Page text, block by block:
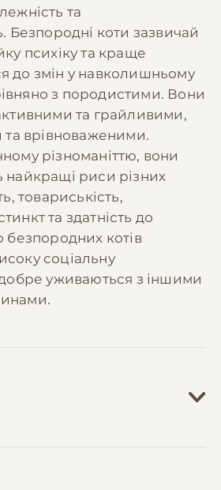
та
Безпородні коти зазвичай
психіку та краще
до змін у навколишньому
з породистими. Вони
та грайливими,
та врівноваженими.
різноманіттю, вони
найкращі риси різних
товариськість,
та здатність до
безпородних котів
соціальну
добре уживаються з іншими